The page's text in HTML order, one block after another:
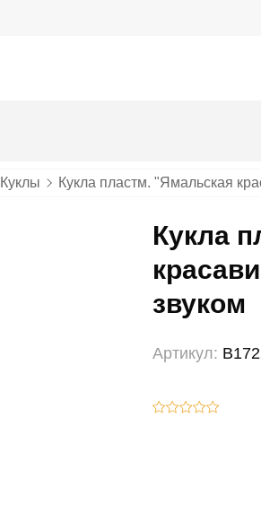
Куклы Кукла пластм. "Ямальская
Кукла
звуком
Артикул: